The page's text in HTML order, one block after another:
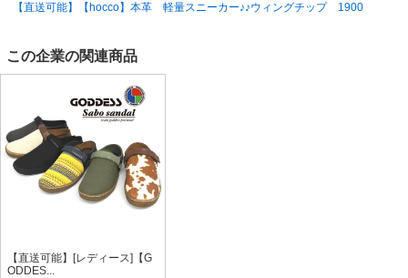
カタログ価格（税抜）
SD品番：5875066S45
【直送可能】【hocco】本革 軽量スニーカー♪♪ウィングチップ 1900
この企業の関連商品
【直送可能】[レディース]【G
ODDES...